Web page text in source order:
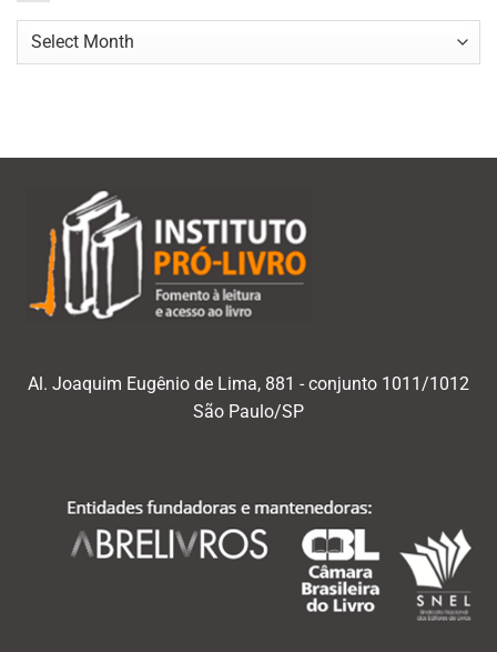
Navegar
Al. Joaquim Eugênio de Lima, 881 - conjunto 1011/1012
São Paulo/SP